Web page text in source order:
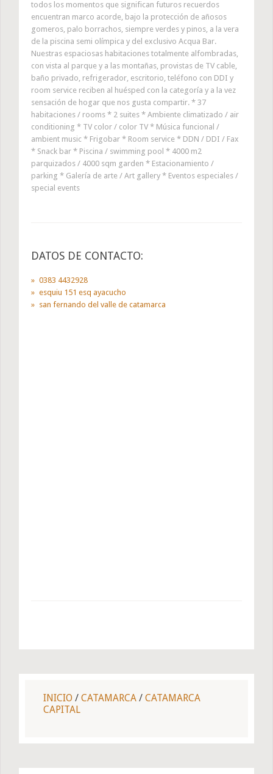
todos los momentos que significan futuros recuerdos
encuentran marco acorde, bajo la protección de añosos
gomeros, palo borrachos, siempre verdes y pinos, a la vera
de la piscina semi olímpica y del exclusivo Acqua Bar.
Nuestras espaciosas habitaciones totalmente alfombradas,
con vista al parque y a las montañas, provistas de TV cable,
baño privado, refrigerador, escritorio, teléfono con DDI y
room service reciben al huésped con la categoría y a la vez
sensación de hogar que nos gusta compartir. * 37
habitaciones / rooms * 2 suites * Ambiente climatizado / air
conditioning * TV color / color TV * Música funcional /
ambient music * Frigobar * Room service * DDN / DDI / Fax
* Snack bar * Piscina / swimming pool * 4000 m2
parquizados / 4000 sqm garden * Estacionamiento /
parking * Galería de arte / Art gallery * Eventos especiales /
special events
DATOS DE CONTACTO:
0383 4432928
esquiu 151 esq ayacucho
san fernando del valle de catamarca
INICIO / CATAMARCA / CATAMARCA
CAPITAL